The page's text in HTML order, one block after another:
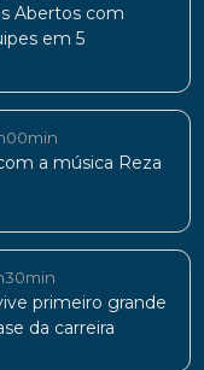
Abertos com
em 5
a música Reza
primeiro grande
da carreira